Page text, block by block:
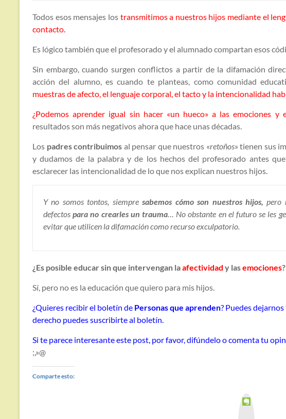
Todos esos mensajes los transmitimos a nuestros hijos mediante el
contacto.
Es lógico también que el profesorado y el alumnado compartan esos
Sin embargo, cuando surgen conflictos a partir de la difamación
acción del alumno, es cuando te planteas, como comunidad
muestras de afecto, el lenguaje corporal, el tacto y la intencionalidad
¿Podemos aprender igual sin hacer «un hueco» a las emociones y
resultados son más negativos ahora que hace unas décadas.
Los padres contribuimos al pensar que nuestros «retoños» tienen sus
y dudamos de la palabra y de los hechos del profesorado antes
esclarecer las intencionalidad de lo que nos explican nuestros hijos.
Y no somos tontos, siempresabemos cómo son nuestros hijos, pero
defectospara no crearles un trauma… No obstante en el futuro se les
evitar que utilicen la difamación como recurso exculpatorio.
¿Es posible educar sin que intervengan laafectividad y lasemociones?
Sí, pero no es la educación que quiero para mis hijos.
¿Quieres recibir el boletín de Personas que aprenden? Puedes
derecho puedes suscribirte al boletín.
Si te parece interesante este post, por favor, difúndelo o comenta tu
;,»@
Comparte esto: